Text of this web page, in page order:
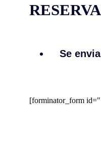
Se
[forminator_form